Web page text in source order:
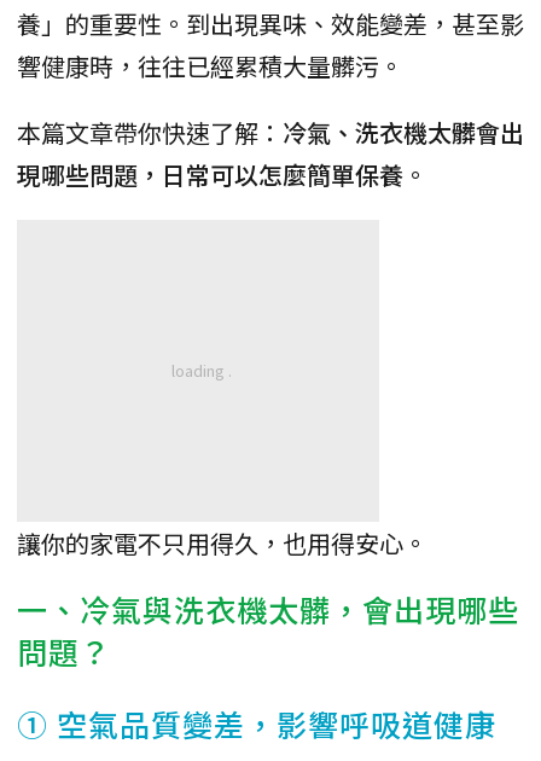
養」的重要性。到出現異味、效能變差，甚至影
響健康時，往往已經累積大量髒污。
本篇文章帶你快速了解： 冷氣、洗衣機太髒會出
現哪些問題，日常可以怎麼簡單保養 。
讓你的家電不只用得久，也用得安心。
一、冷氣與洗衣機太髒，會出現哪些
問題？
① 空氣品質變差，影響呼吸道健康